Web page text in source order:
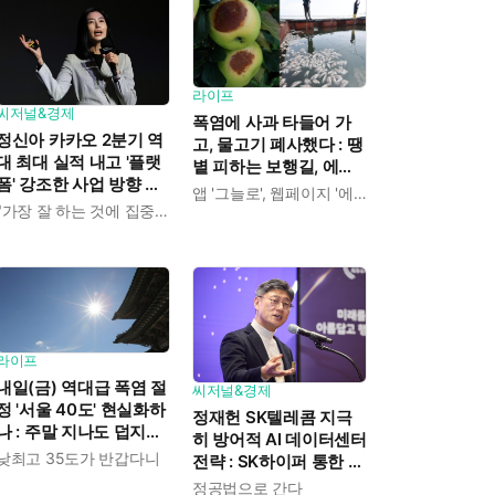
저널&경제
신아 카카오 2분기 역
최대 실적 내고 '플랫
' 강조한 사업 방향 발
: "쿠팡이츠 들여오고"가장 잘 하는 것에 집중하겠다"
라이프
폭염에 사과 타들어 가
고, 물고기 폐사했다 : 땡
볕 피하는 보행길, 에어
컨 정거장 찾아 '대피'
앱 '그늘로', 웹페이지 '에어컨 정거장'
이프
일(금) 역대급 폭염 절
'서울 40도' 현실화하
: 주말 지나도 덥지만
고 35도'로 수그러든
최고 35도가 반갑다니
씨저널&경제
정재헌 SK텔레콤 지극
히 방어적 AI 데이터센터
전략 : SK하이퍼 통한 리
스크 분산에 "가져갈 수
정공법으로 간다